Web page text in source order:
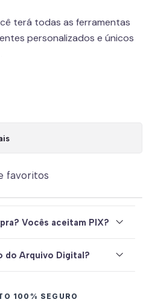
terá todas as ferramentas
personalizados e únicos
favoritos
Vocês aceitam PIX?
do Arquivo Digital?
100% SEGURO